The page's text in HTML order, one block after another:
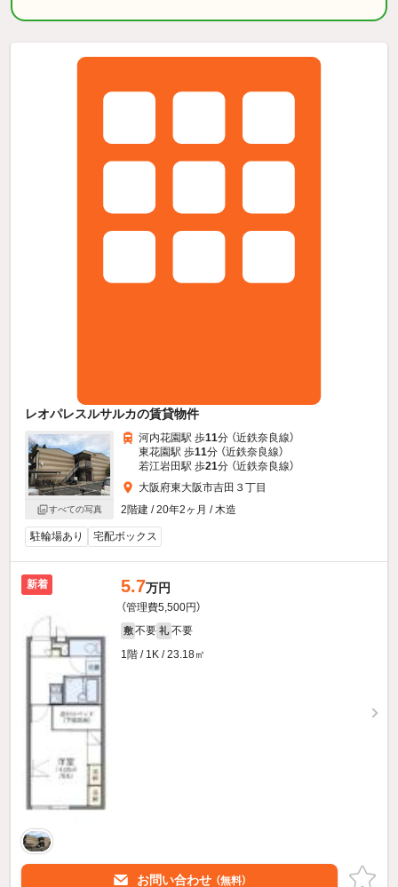
レオパレスルサルカの賃貸物件
すべての写真
河内花園駅 歩11分 （近鉄奈良線）
東花園駅 歩11分 （近鉄奈良線）
若江岩田駅 歩21分 （近鉄奈良線）
大阪府東大阪市吉田３丁目
2階建 / 20年2ヶ月 / 木造
駐輪場あり 宅配ボックス
新着 5.7万円
（管理費5,500円）
敷 不要 礼 不要
1階 / 1K / 23.18㎡
お問い合わせ （無料）